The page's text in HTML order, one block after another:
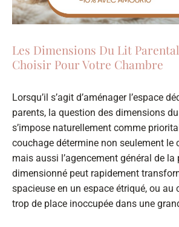
Les Dimensions Du Lit
Choisir Pour Votre Chambre
Lorsqu’il s’agit d’aménager l’espace
parents, la question des dimensions du
s’impose naturellement comme
couchage détermine non seulement le
mais aussi l’agencement général de la
dimensionné peut rapidement
spacieuse en un espace étriqué, ou au
trop de place inoccupée dans une